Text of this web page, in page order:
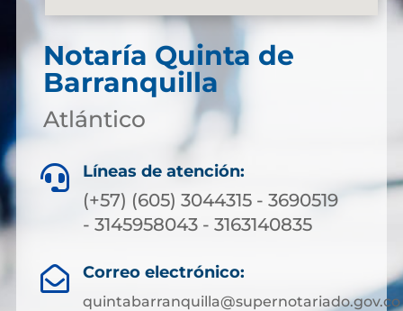
Notaría Quinta de
Barranquilla
Atlántico
 Líneas de atención:
(+57) (605) 3044315 - 3690519
- 3145958043 - 3163140835
 Correo electrónico:
quintabarranquilla@supernotariado.gov.co